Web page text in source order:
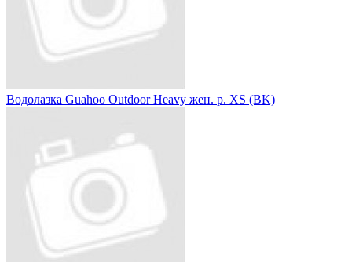
Водолазка Guahoo Outdoor Heavy жен. р. XS (BK)